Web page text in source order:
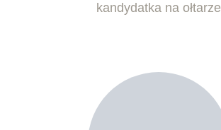
kandydatka na ołtarze